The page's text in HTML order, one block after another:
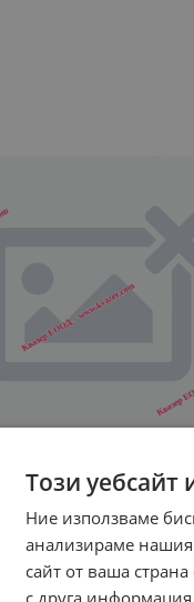
Този уебсайт
Ние използваме
анализираме
сайт от ваша
с друга